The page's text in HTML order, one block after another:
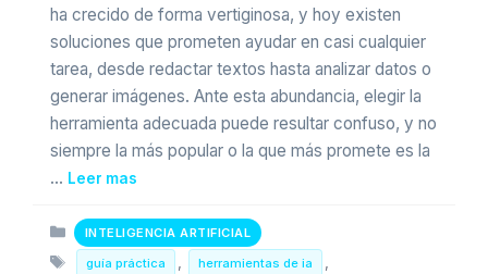
ha crecido de forma vertiginosa, y hoy existen
soluciones que prometen ayudar en casi cualquier
tarea, desde redactar textos hasta analizar datos o
generar imágenes. Ante esta abundancia, elegir la
herramienta adecuada puede resultar confuso, y no
siempre la más popular o la que más promete es la
… Leer mas
Categorias
INTELIGENCIA ARTIFICIAL
Etiquetas
guía práctica , herramientas de ia ,